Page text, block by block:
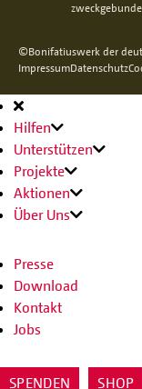
©Bonifatiuswerk der
ImpressumDatenschutz
Hilfen
Unterstützen
Projekte
Aktionen
Über Uns
Presse
Download
Kontakt
Jobs
SPENDEN SHOP